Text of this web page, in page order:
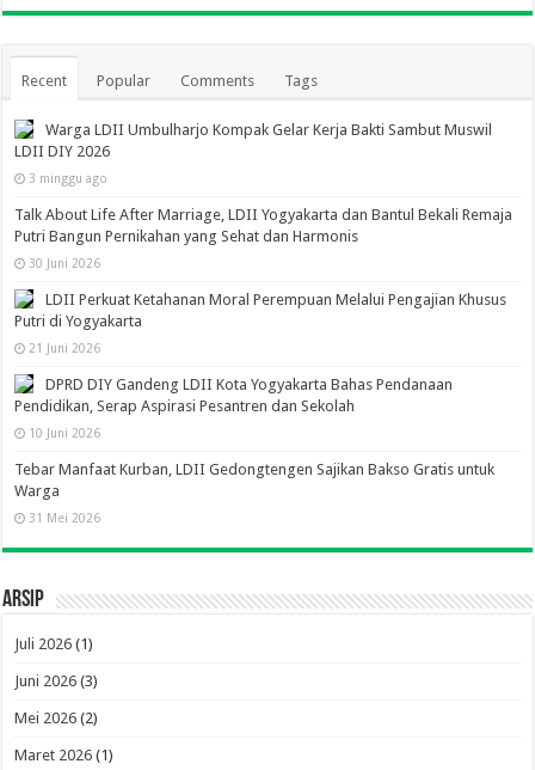
Recent Popular Comments Tags
Warga LDII Umbulharjo Kompak Gelar Kerja Bakti Sambut Muswil
LDII DIY 2026
3 minggu ago
Talk About Life After Marriage, LDII Yogyakarta dan Bantul Bekali Remaja
Putri Bangun Pernikahan yang Sehat dan Harmonis
30 Juni 2026
LDII Perkuat Ketahanan Moral Perempuan Melalui Pengajian Khusus
Putri di Yogyakarta
21 Juni 2026
DPRD DIY Gandeng LDII Kota Yogyakarta Bahas Pendanaan
Pendidikan, Serap Aspirasi Pesantren dan Sekolah
10 Juni 2026
Tebar Manfaat Kurban, LDII Gedongtengen Sajikan Bakso Gratis untuk
Warga
31 Mei 2026
Arsip
Juli 2026 (1)
Juni 2026 (3)
Mei 2026 (2)
Maret 2026 (1)